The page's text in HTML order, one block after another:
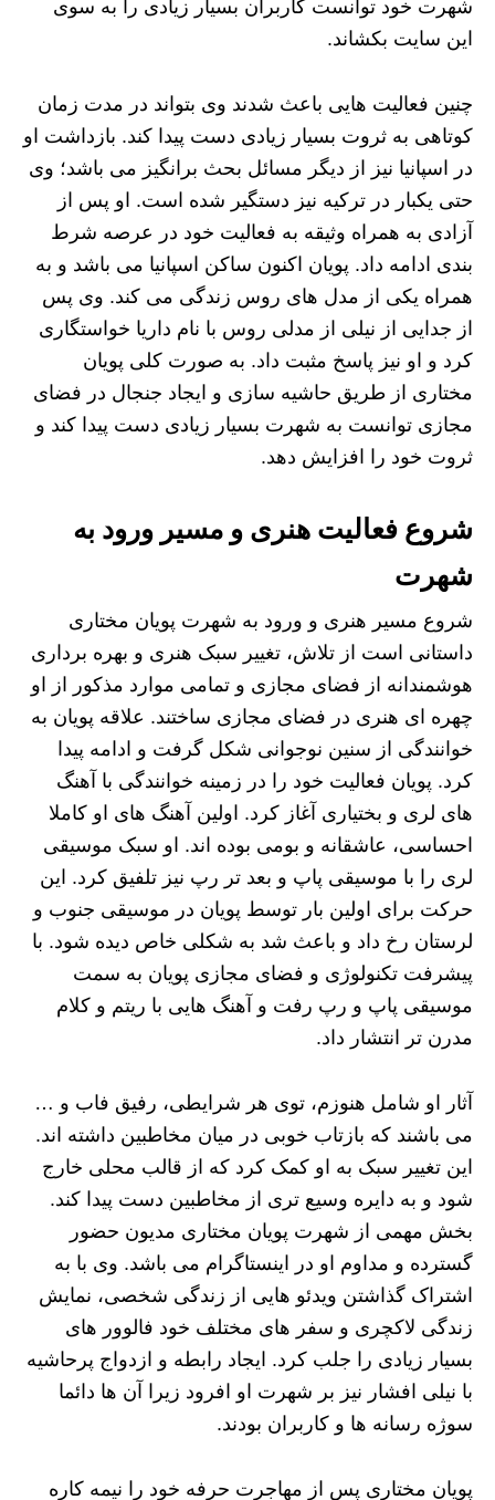
شهرت خود توانست کاربران بسیار زیادی را به سوی
این سایت بکشاند.
چنین فعالیت هایی باعث شدند وی بتواند در مدت زمان
کوتاهی به ثروت بسیار زیادی دست پیدا کند. بازداشت او
در اسپانیا نیز از دیگر مسائل بحث برانگیز می باشد؛ وی
حتی یکبار در ترکیه نیز دستگیر شده است. او پس از
آزادی به همراه وثیقه به فعالیت خود در عرصه شرط
بندی ادامه داد. پویان اکنون ساکن اسپانیا می باشد و به
همراه یکی از مدل های روس زندگی می کند. وی پس
از جدایی از نیلی از مدلی روس با نام داریا خواستگاری
کرد و او نیز پاسخ مثبت داد. به صورت کلی پویان
مختاری از طریق حاشیه سازی و ایجاد جنجال در فضای
مجازی توانست به شهرت بسیار زیادی دست پیدا کند و
ثروت خود را افزایش دهد.
شروع فعالیت هنری و مسیر ورود به
شهرت
شروع مسیر هنری و ورود به شهرت پویان مختاری
داستانی است از تلاش، تغییر سبک هنری و بهره برداری
هوشمندانه از فضای مجازی و تمامی موارد مذکور از او
چهره ای هنری در فضای مجازی ساختند. علاقه پویان به
خوانندگی از سنین نوجوانی شکل گرفت و ادامه پیدا
کرد. پویان فعالیت خود را در زمینه خوانندگی با آهنگ
های لری و بختیاری آغاز کرد. اولین آهنگ های او کاملا
احساسی، عاشقانه و بومی بوده اند. او سبک موسیقی
لری را با موسیقی پاپ و بعد تر رپ نیز تلفیق کرد. این
حرکت برای اولین بار توسط پویان در موسیقی جنوب و
لرستان رخ داد و باعث شد به شکلی خاص دیده شود. با
پیشرفت تکنولوژی و فضای مجازی پویان به سمت
موسیقی پاپ و رپ رفت و آهنگ هایی با ریتم و کلام
مدرن تر انتشار داد.
آثار او شامل هنوزم، توی هر شرایطی، رفیق فاب و …
می باشند که بازتاب خوبی در میان مخاطبین داشته اند.
این تغییر سبک به او کمک کرد که از قالب محلی خارج
شود و به دایره وسیع تری از مخاطبین دست پیدا کند.
بخش مهمی از شهرت پویان مختاری مدیون حضور
گسترده و مداوم او در اینستاگرام می باشد. وی با به
اشتراک گذاشتن ویدئو هایی از زندگی شخصی، نمایش
زندگی لاکچری و سفر های مختلف خود فالوور های
بسیار زیادی را جلب کرد. ایجاد رابطه و ازدواج پرحاشیه
با نیلی افشار نیز بر شهرت او افرود زیرا آن ها دائما
سوژه رسانه ها و کاربران بودند.
پویان مختاری پس از مهاجرت حرفه خود را نیمه کاره